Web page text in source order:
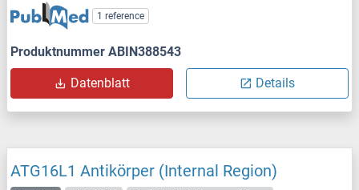
1 reference
Produktnummer ABIN388543
Datenblatt Details
ATG16L1 Antikörper (Internal Region)